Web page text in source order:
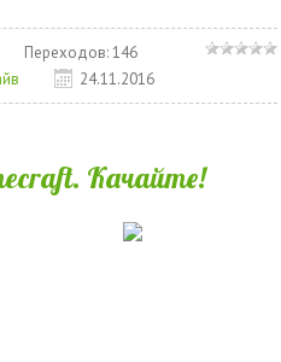
Переходов:146
24.11.2016
Качайте!